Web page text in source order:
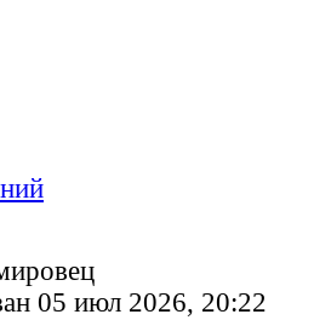
05 июл 2026, 20:22